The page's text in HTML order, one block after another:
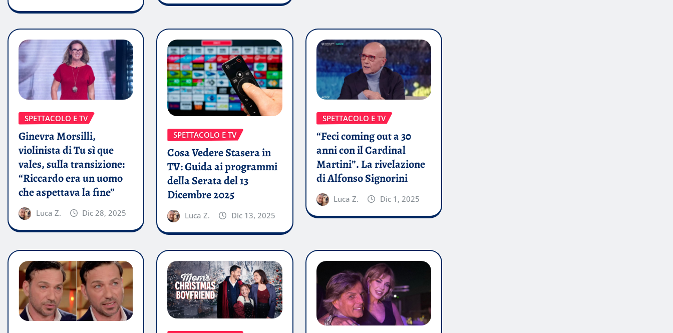
SPETTACOLO E TV
Ginevra Morsilli,
violinista di Tu sì que
vales, sulla transizione:
“Riccardo era un uomo
che aspettava la fine”
Luca Z. Dic 28, 2025
SPETTACOLO E TV
Cosa Vedere Stasera in
TV: Guida ai programmi
della Serata del 13
Dicembre 2025
Luca Z. Dic 13, 2025
SPETTACOLO E TV
“Feci coming out a 30
anni con il Cardinal
Martini”. La rivelazione
di Alfonso Signorini
Luca Z. Dic 1, 2025